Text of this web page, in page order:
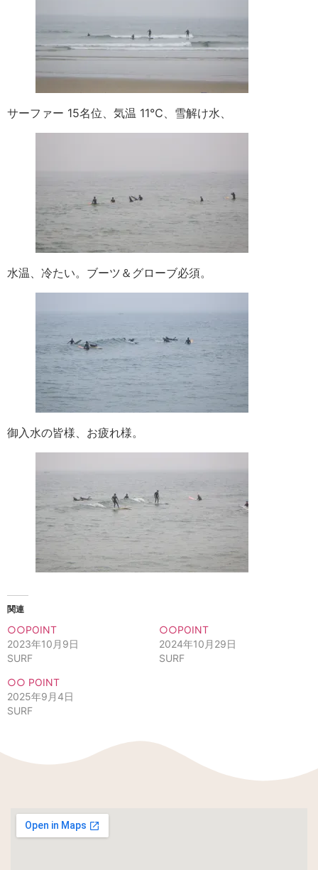
サーファー 15名位、気温 11℃、雪解け水、
水温、冷たい。ブーツ＆グローブ必須。
御入水の皆様、お疲れ様。
関連
○○POINT
2023年10月9日
SURF
○○POINT
2024年10月29日
SURF
○○ POINT
2025年9月4日
SURF